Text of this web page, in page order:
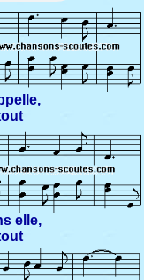
elle,